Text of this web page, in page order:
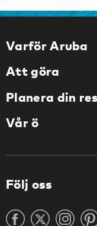
Varför Aruba
Att göra
Planera din
Vår ö
Följ oss